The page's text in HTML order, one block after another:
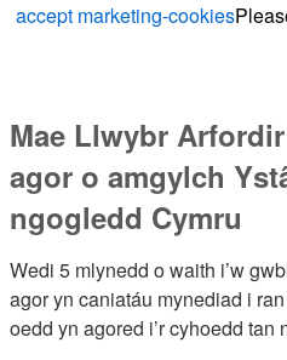
accept marketing-cookies
Mae Llwybr
agor o amgylch
ngogledd Cymru
Wedi 5 mlynedd o waith i’w
agor yn caniatáu mynediad i
oedd yn agored i’r cyhoedd tan